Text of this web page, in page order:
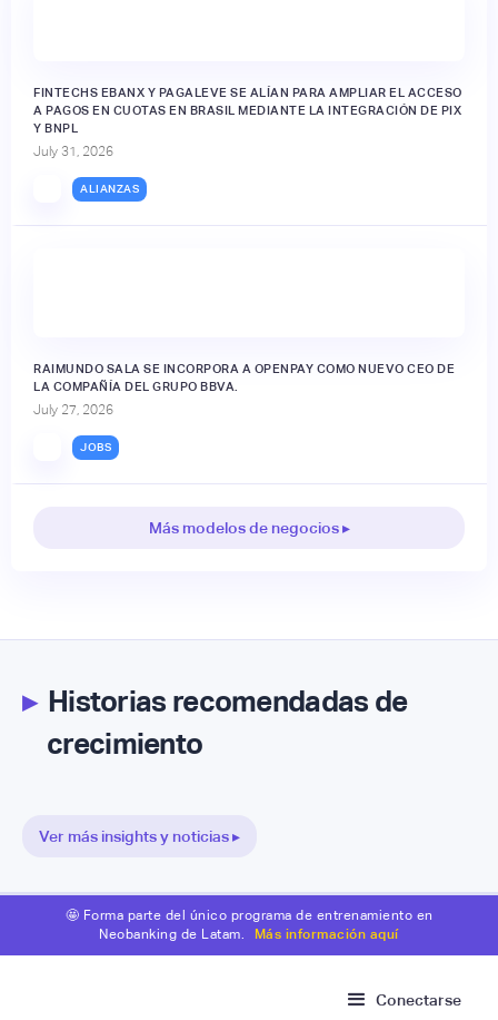
FINTECHS EBANX Y PAGALEVE SE ALÍAN PARA AMPLIAR EL ACCESO
A PAGOS EN CUOTAS EN BRASIL MEDIANTE LA INTEGRACIÓN DE PIX
Y BNPL
July 31, 2026
ALIANZAS
RAIMUNDO SALA SE INCORPORA A OPENPAY COMO NUEVO CEO DE
LA COMPAÑÍA DEL GRUPO BBVA.
July 27, 2026
JOBS
Más modelos de negocios ▸
▸Historias recomendadas de
crecimiento
Ver más insights y noticias ▸
🤩 Forma parte del único programa de entrenamiento en
Neobanking de Latam.
Más información aquí
Conectarse